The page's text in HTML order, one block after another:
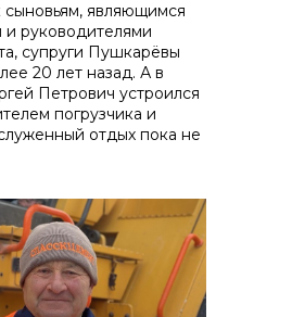
являющимся
и руководителями
супруги Пушкарёвы
20 лет назад. А в
Петрович устроился
погрузчика и
отдых пока не